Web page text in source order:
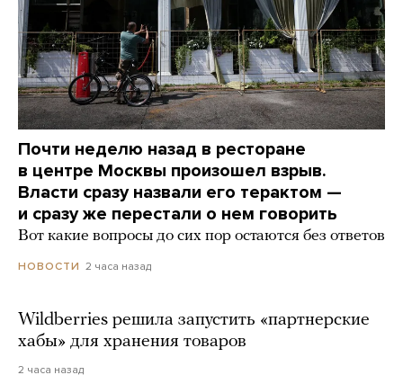
Почти неделю назад в ресторане
в центре Москвы произошел взрыв.
Власти сразу назвали его терактом —
и сразу же перестали о нем говорить
Вот какие вопросы до сих пор остаются без ответов
НОВОСТИ 2 часа назад
Wildberries решила запустить «партнерские
хабы» для хранения товаров
2 часа назад